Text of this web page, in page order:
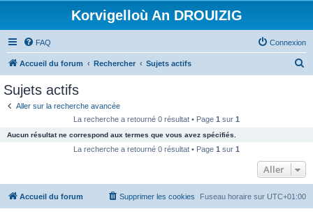
Korvigelloù An DROUIZIG
FAQ Connexion
Accueil du forum Rechercher Sujets actifs
c
e
Sujets actifs
Aller sur la recherche avancée
La recherche a retourné 0 résultat • Page 1 sur 1
Aucun résultat ne correspond aux termes que vous avez spécifiés.
La recherche a retourné 0 résultat • Page 1 sur 1
Aller
Accueil du forum Fuseau horaire sur UTC+01:00
Supprimer les cookies